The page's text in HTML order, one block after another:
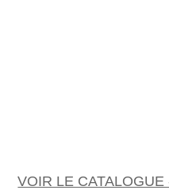
VOIR LE CATALOGUE